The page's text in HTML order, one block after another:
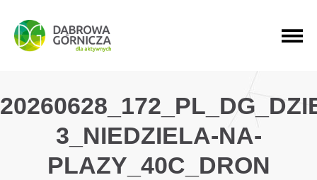
PRZEJDŹ DO MENU GŁÓWNEGO
PRZEJDŹ DO WYSZUKIWARKI
PRZEJDŹ DO TREŚCI
3_NIEDZIELA-NA-
PLAZY_40C_DRON